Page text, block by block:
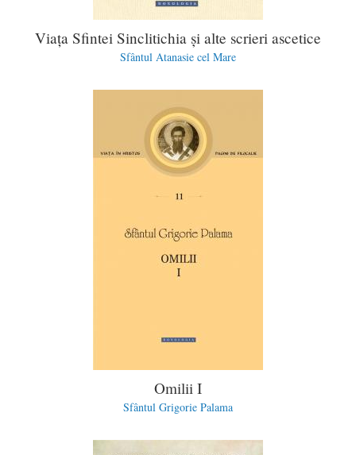
Viața Sfintei Sinclitichia și alte scrieri ascetice
Sfântul Atanasie cel Mare
Omilii I
Sfântul Grigorie Palama